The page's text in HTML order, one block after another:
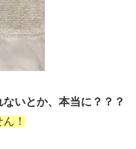
いとか、本当に？？？
！